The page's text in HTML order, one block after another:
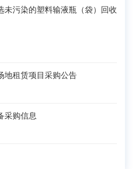
未污染的塑料输液瓶（袋）回收
地租赁项目采购公告
采购信息